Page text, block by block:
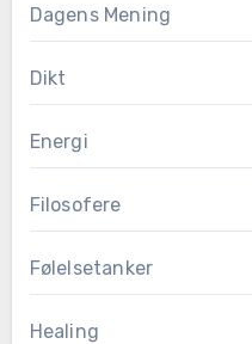
Dagens Mening
Dikt
Energi
Filosofere
Følelsetanker
Healing